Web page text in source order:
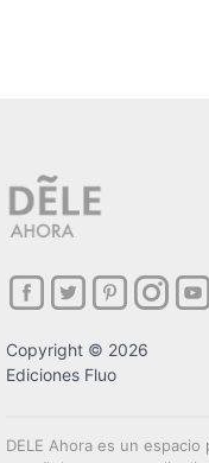
Copyright © 2026
Ediciones Fluo
DELE Ahora es un espacio